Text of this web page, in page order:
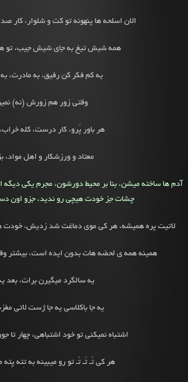
الان اسلحه ها پنهونه تو کت و شلوار، کار
همه شیش تیغ به جای شیش جیب، تو هم
یه کم فکر کن رفیق، به مادرت،
وقتی زور هم زورش (نه)
هر باور پُرو، کار درست، کله
معتاد و ورزشکار و اهل
آدم ها ساخته میشن، بنا بر محیط دورشون، مجرم یکی
چشات جز خودت هیچی رو ندید، جزو اون
لاتیت پره همیشه، هر کی موی دماغت شد زدیش، خودت هم
همینه همه ی لحضه هات بدون ایده است، بیشتر
یه سالگرد میگیرن برات، بعد
یه جا باکلاسی یه جا ژست لاتی
اشتباه نمیکنی تو خود اشتباهی، چهار
هر کی تُـ تُـ تُـ تو رو میبینه به تِته